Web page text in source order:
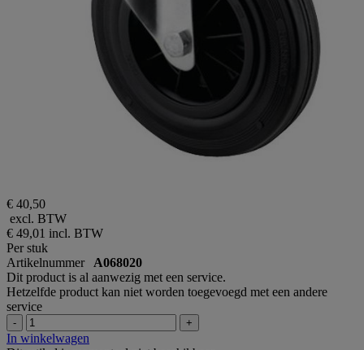
€ 40,50
excl. BTW
€ 49,01 incl. BTW
Per stuk
Artikelnummer A068020
Dit product is al aanwezig met een service.
Hetzelfde product kan niet worden toegevoegd met een andere
service
- +
In winkelwagen